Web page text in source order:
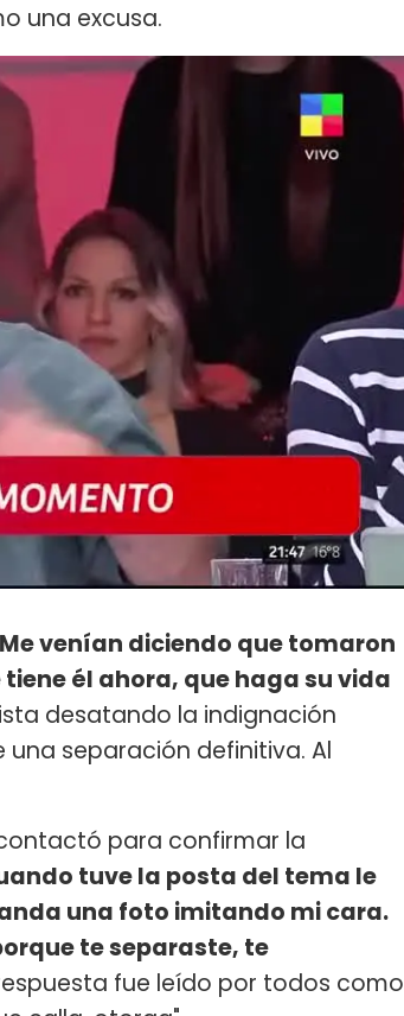
una excusa.
venían diciendo que tomaron
él ahora, que haga su vida
desatando la indignación
una separación definitiva. Al
para confirmar la
tuve la posta del tema le
una foto imitando mi cara.
te separaste, te
fue leído por todos como